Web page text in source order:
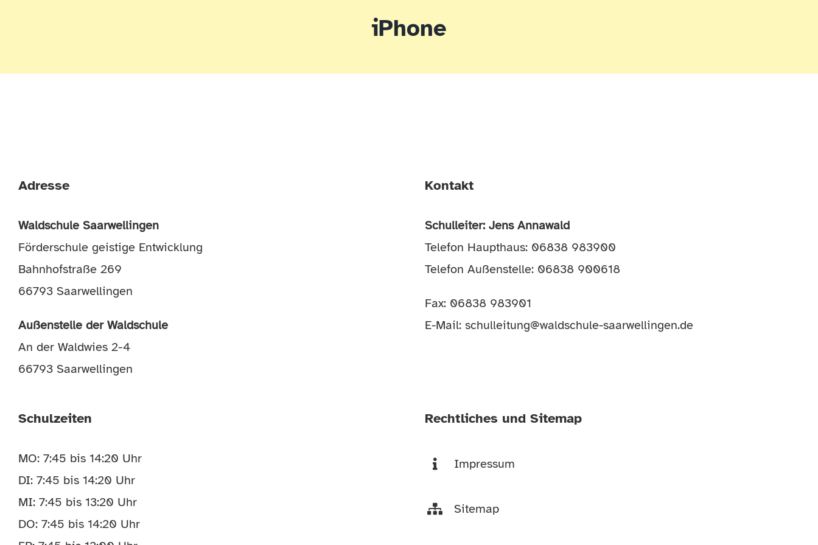
iPhone
Adresse
Waldschule Saarwellingen
Förderschule geistige Entwicklung
Bahnhofstraße 269
66793 Saarwellingen
Außenstelle der Waldschule
An der Waldwies 2-4
66793 Saarwellingen
Kontakt
Schulleiter: Jens Annawald
Telefon Haupthaus: 06838 983900
Telefon Außenstelle: 06838 900618
Fax: 06838 983901
E-Mail: schulleitung@waldschule-saarwellingen.de
Schulzeiten
MO: 7:45 bis 14:20 Uhr
DI: 7:45 bis 14:20 Uhr
MI: 7:45 bis 13:20 Uhr
DO: 7:45 bis 14:20 Uhr
Rechtliches und Sitemap
Impressum
Sitemap